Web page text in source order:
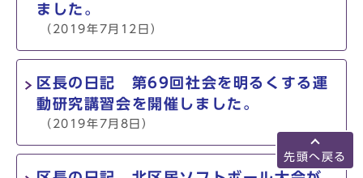
ました。
（2019年7月12日）
区長の日記 第69回社会を明るくする運
動研究講習会を開催しました。
（2019年7月8日）
先頭へ戻る